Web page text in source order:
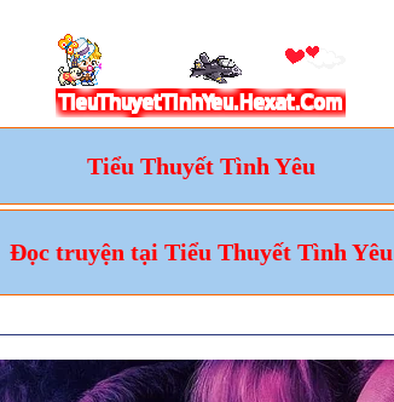
Tiểu Thuyết Tình Yêu
Đọc truyện tại Tiểu Thuyết Tình Yêu